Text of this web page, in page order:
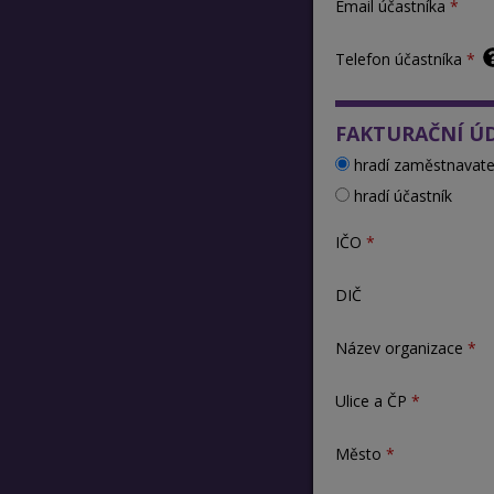
Email účastníka
Telefon účastníka
FAKTURAČNÍ
hradí
hradí účastník
IČO
DIČ
Název organizace
Ulice a ČP
Město